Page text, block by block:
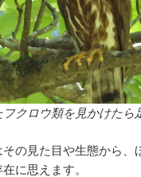
クロウ類を見かけたら
の見た目や生態から、
に思えます。